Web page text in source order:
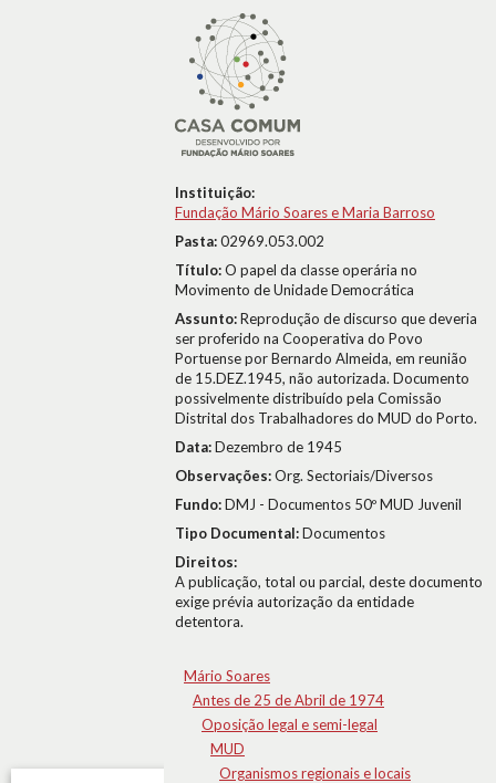
Instituição:
Fundação Mário Soares e Maria Barroso
Pasta:02969.053.002
Título:O papel da classe operária no
Movimento de Unidade Democrática
Assunto:Reprodução de discurso que deveria
ser proferido na Cooperativa do Povo
Portuense por Bernardo Almeida, em reunião
de 15.DEZ.1945, não autorizada. Documento
possivelmente distribuído pela Comissão
Distrital dos Trabalhadores do MUD do Porto.
Data:Dezembro de 1945
Observações:Org. Sectoriais/Diversos
Fundo:DMJ - Documentos 50º MUD Juvenil
Tipo Documental:Documentos
Direitos:
A publicação, total ou parcial, deste documento
exige prévia autorização da entidade
detentora.
Mário Soares
Antes de 25 de Abril de 1974
Oposição legal e semi-legal
MUD
Organismos regionais e locais